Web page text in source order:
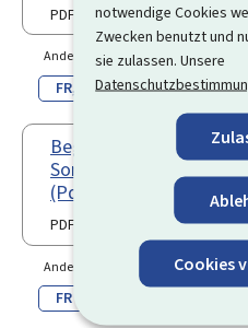
notwendige Cookies
Zwecken benutzt und
sie zulassen. Unsere
Cookies
PDF
101 KB
Andere Sprache(n)
FR EN
Begründung der
Sonderurlaub zur
(Pdf)
PDF
Andere Sprache(n)
FR